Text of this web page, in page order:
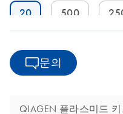
20 500
문의
QIAGEN 플라스미드